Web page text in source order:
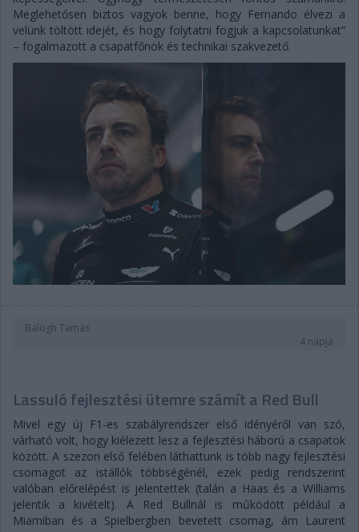
Meglehetősen biztos vagyok benne, hogy Fernando élvezi a
velünk töltött idejét, és hogy folytatni fogjuk a kapcsolatunkat”
– fogalmazott a csapatfőnök és technikai szakvezető.
Balogh Tamás
4 napja
Lassuló fejlesztési ütemre számít a Red Bull
Mivel egy új F1-es szabályrendszer első idényéről van szó,
várható volt, hogy kiélezett lesz a fejlesztési háború a csapatok
között. A szezon első felében láthattunk is több nagy fejlesztési
csomagot az istállók többségénél, ezek pedig rendszerint
valóban előrelépést is jelentettek (talán a Haas és a Williams
jelentik a kivételt). A Red Bullnál is működött például a
Miamiban és a Spielbergben bevetett csomag, ám Laurent